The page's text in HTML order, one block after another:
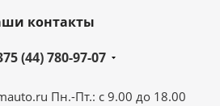
контакты
(44) 780-97-07
Пн.-Пт.: с 9.00 до 18.00